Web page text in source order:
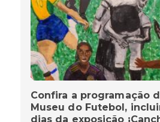
Confira a programação
Museu do Futebol,
dias da exposição